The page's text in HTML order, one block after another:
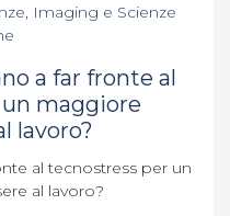
Imaging e Scienze
a far fronte al
maggiore
lavoro?
al tecnostress per un
al lavoro?